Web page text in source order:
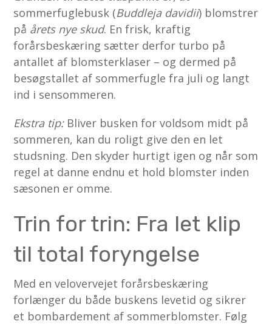
sommerfuglebusk (Buddleja davidii) blomstrer
på årets nye skud. En frisk, kraftig
forårsbeskæring sætter derfor turbo på
antallet af blomsterklaser – og dermed på
besøgstallet af sommerfugle fra juli og langt
ind i sensommeren.
Ekstra tip:Bliver busken for voldsom midt på
sommeren, kan du roligt give den en let
studsning. Den skyder hurtigt igen og når som
regel at danne endnu et hold blomster inden
sæsonen er omme.
Trin for trin: Fra let klip
til total foryngelse
Med en velovervejet forårsbeskæring
forlænger du både buskens levetid og sikrer
et bombardement af sommerblomster. Følg